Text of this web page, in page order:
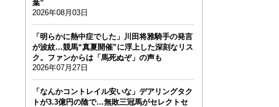
葉”
2026年08月03日
「明らかに熱中症でした」川田将雅騎手の発言
が波紋…競馬“真夏開催”に浮上した深刻なリス
ク。ファンからは「馬死ぬぞ」の声も
2026年07月27日
「なんかコントレイル安いな」デアリングタク
トが3.3億円の陰で…無敗三冠馬がセレクトセ